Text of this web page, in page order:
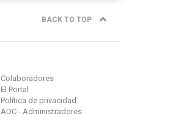
BACK TO TOP
Colaboradores
El Portal
Política de privacidad
ADC - Administradores